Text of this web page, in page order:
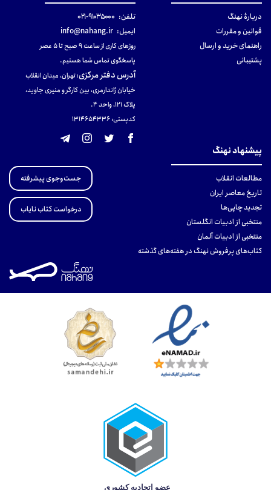
دربارهٔ نهنگ
قوانین و مقررات
راهنمای خرید و ارسال
پشتیبانی
تلفن: ۹۱۰۳۵۰۰۰-۰۲۱
ایمیل: info@nahang.ir
روزهای کاری از ساعت ۹ صبح تا ۵ عصر
پاسخگوی تماس شما هستیم.
آدرس دفتر مرکزی:تهران، میدان انقلاب
خیابان ژاندارمری، بین کارگر و منیری جاوید،
پلاک 121، واحد ۴.
کدپستی: 131465433۶
پیشنهاد نهنگ
مطالعات انقلاب
تاریخ معاصر ایران
تجدید چاپی‌ها
منتخبی از ادبیات انگلستان
منتخبی از ادبیات آلمان
کتاب‌های پرفروش نهنگ در هفته‌های گذشته
جست‌وجوی پیشرفته
درخواست کتاب نایاب